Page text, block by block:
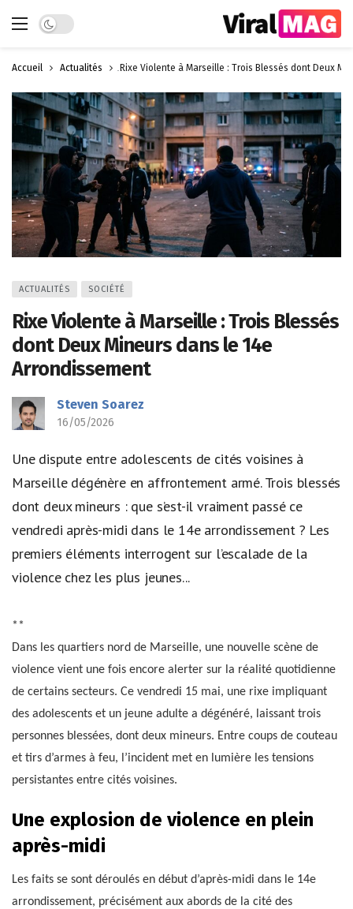
Dark mode
Accueil Actualités Rixe Violente à Marseille : Trois Blessés dont Deux
ACTUALITÉS SOCIÉTÉ
Rixe Violente à Marseille : Trois Blessés
dont Deux Mineurs dans le 14e
Arrondissement
Steven Soarez
16/05/2026
Une dispute entre adolescents de cités voisines à
Marseille dégénère en affrontement armé. Trois blessés
dont deux mineurs : que s’est-il vraiment passé ce
vendredi après-midi dans le 14e arrondissement ? Les
premiers éléments interrogent sur l’escalade de la
violence chez les plus jeunes...
**
Dans les quartiers nord de Marseille, une nouvelle scène de
violence vient une fois encore alerter sur la réalité quotidienne
de certains secteurs. Ce vendredi 15 mai, une rixe impliquant
des adolescents et un jeune adulte a dégénéré, laissant trois
personnes blessées, dont deux mineurs. Entre coups de couteau
et tirs d’armes à feu, l’incident met en lumière les tensions
persistantes entre cités voisines.
Une explosion de violence en plein
après-midi
Les faits se sont déroulés en début d’après-midi dans le 14e
arrondissement, précisément aux abords de la cité des